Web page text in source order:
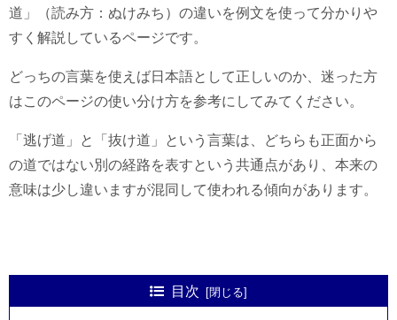
道」（読み方：ぬけみち）の違いを例文を使って分かりや
すく解説しているページです。
どっちの言葉を使えば日本語として正しいのか、迷った方
はこのページの使い分け方を参考にしてみてください。
「逃げ道」と「抜け道」という言葉は、どちらも正面から
の道ではない別の経路を表すという共通点があり、本来の
意味は少し違いますが混同して使われる傾向があります。
目次